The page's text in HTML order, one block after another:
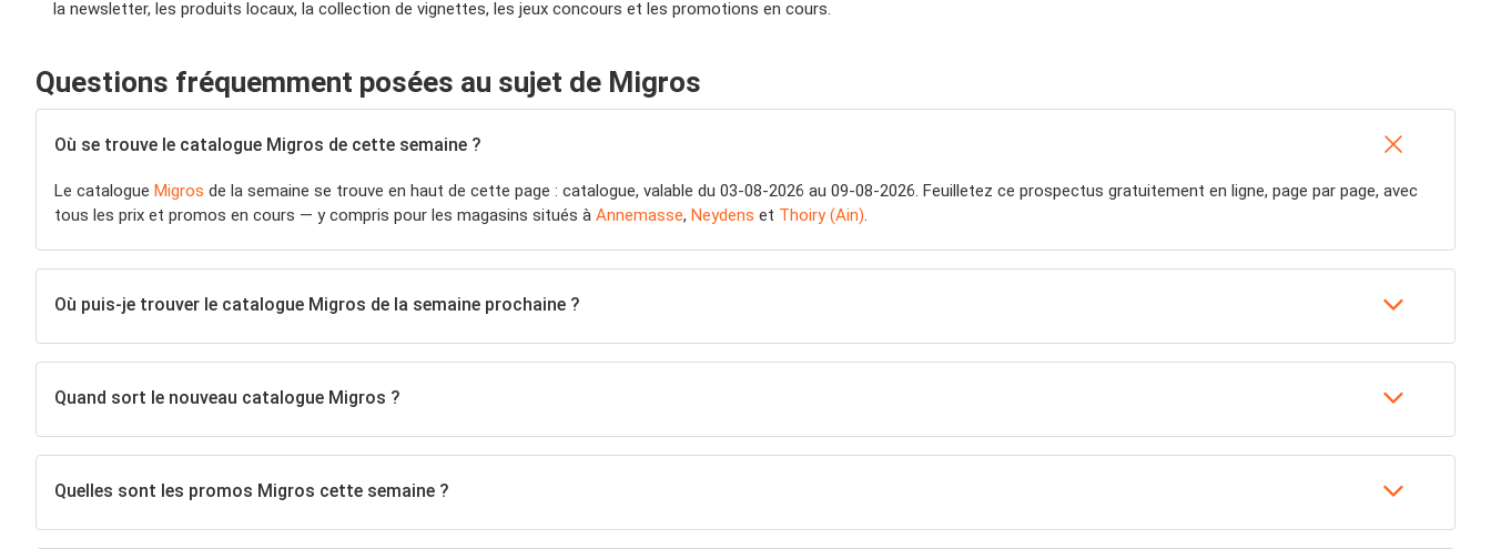
la newsletter, les produits locaux, la collection de vignettes, les jeux concours et les promotions en cours.
Questions fréquemment posées au sujet de Migros
Où se trouve le catalogue Migros de cette semaine ?
Le catalogue Migros de la semaine se trouve en haut de cette page : catalogue, valable du 03-08-2026 au 09-08-2026. Feuilletez ce prospectus gratuitement en ligne, page par page, avec
tous les prix et promos en cours — y compris pour les magasins situés à Annemasse, Neydens et Thoiry (Ain).
Où puis-je trouver le catalogue Migros de la semaine prochaine ?
Quand sort le nouveau catalogue Migros ?
Quelles sont les promos Migros cette semaine ?